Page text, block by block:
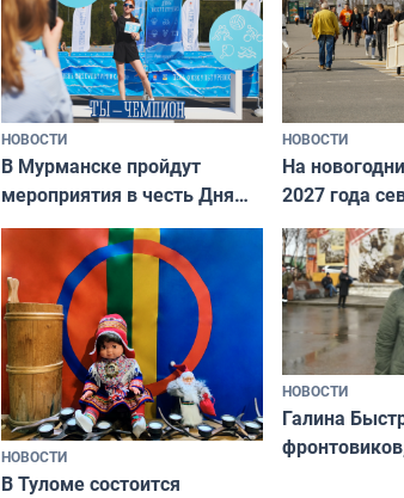
НОВОСТИ
В Мурманске пройдут
мероприятия в честь Дня
физкультурника
НОВОСТИ
На
2027 года
отдыхать 11
НОВОСТИ
В Туломе состоится
НОВОСТИ
Галина